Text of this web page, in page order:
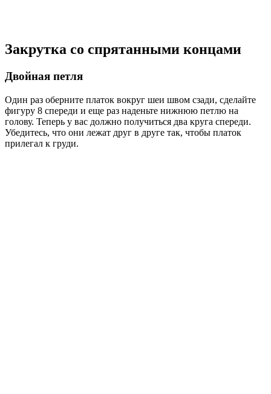
Закрутка со спрятанными концами
Двойная петля
Один раз оберните платок вокруг шеи швом сзади, сделайте
фигуру 8 спереди и еще раз наденьте нижнюю петлю на
голову. Теперь у вас должно получиться два круга спереди.
Убедитесь, что они лежат друг в друге так, чтобы платок
прилегал к груди.